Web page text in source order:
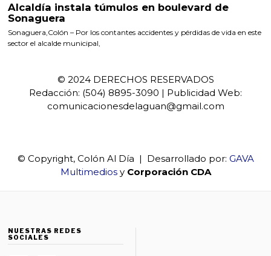
Alcaldía instala túmulos en boulevard de
Sonaguera
Sonaguera,Colón – Por los contantes accidentes y pérdidas de vida en este
sector el alcalde municipal,
© 2024 DERECHOS RESERVADOS
Redacción: (504) 8895-3090 | Publicidad Web:
comunicacionesdelaguan@gmail.com
© Copyright, Colón Al Día | Desarrollado por: GAVA
Multimediosy Corporación CDA
NUESTRAS REDES
SOCIALES